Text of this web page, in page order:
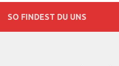
SO FINDEST DU UNS